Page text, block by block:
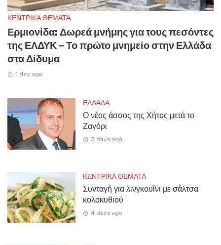
ΚΕΝΤΡΙΚΑ ΘΕΜΑΤΑ
Ερμιονίδα: Δωρεά μνήμης για τους πεσόντες
της ΕΛΔΥΚ – Το πρώτο μνημείο στην Ελλάδα
στα Δίδυμα
1 day ago
ΕΛΛΑΔΑ
Ο νέος άσσος της Χήτος μετά το
Ζαγόρι
3 days ago
ΚΕΝΤΡΙΚΑ ΘΕΜΑΤΑ
Συνταγή για λινγκουίνι με σάλτσα
κολοκυθιού
4 days ago